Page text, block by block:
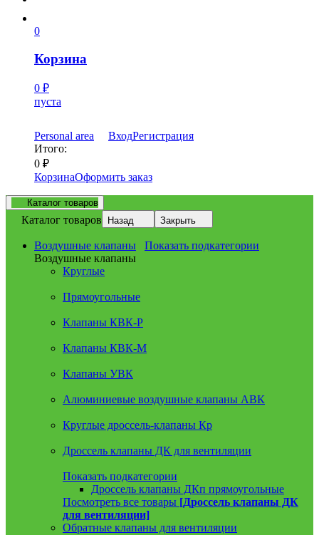
0
Корзина
0 ₽
пуста
Personal area ВходРегистрация
Итого:
0 ₽
КорзинаОформить заказ
Каталог товаров
Каталог товаров Назад Закрыть
Воздушные клапаны
Показать подкатегории
Воздушные клапаны
Круглые
Прямоугольные
Клапаны КВК-Р
Клапаны КВК-М
Клапаны УВК
Алюминиевые воздушные клапаны АВК
Круглые дроссель-клапаны Кр
Дроссель клапаны ДК для вентиляции
Показать подкатегории
Дроссель клапаны ДКп прямоугольные
Посмотреть все товары [Дроссель клапаны ДК
для вентиляции]
Обратные клапаны для вентиляции